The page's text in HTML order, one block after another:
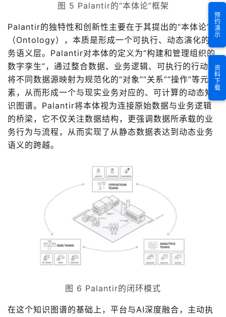
图 5 Palantir的“本体论”框架
Palantir的独特性和创新性主要在于其提出的“本体论”
（Ontology），本质是形成一个可执行、动态演化的业
务语义层。Palantir对本体的定义为“构建和管理组织的
数字孪生”，通过整合数据、业务逻辑、可执行的行动，
将不同数据源映射为规范化的“对象”“关系”“操作”等元
素，从而形成一个与现实业务对应的、可计算的动态知
识图谱。Palantir将本体视为连接原始数据与业务逻辑
的桥梁，它不仅关注数据结构，更强调数据所承载的业
务行为与流程，从而实现了从静态数据表达到动态业务
语义的跨越。
图 6 Palantir的闭环模式
在这个知识图谱的基础上，平台与AI深度融合，主动执
预约演示
资料下载